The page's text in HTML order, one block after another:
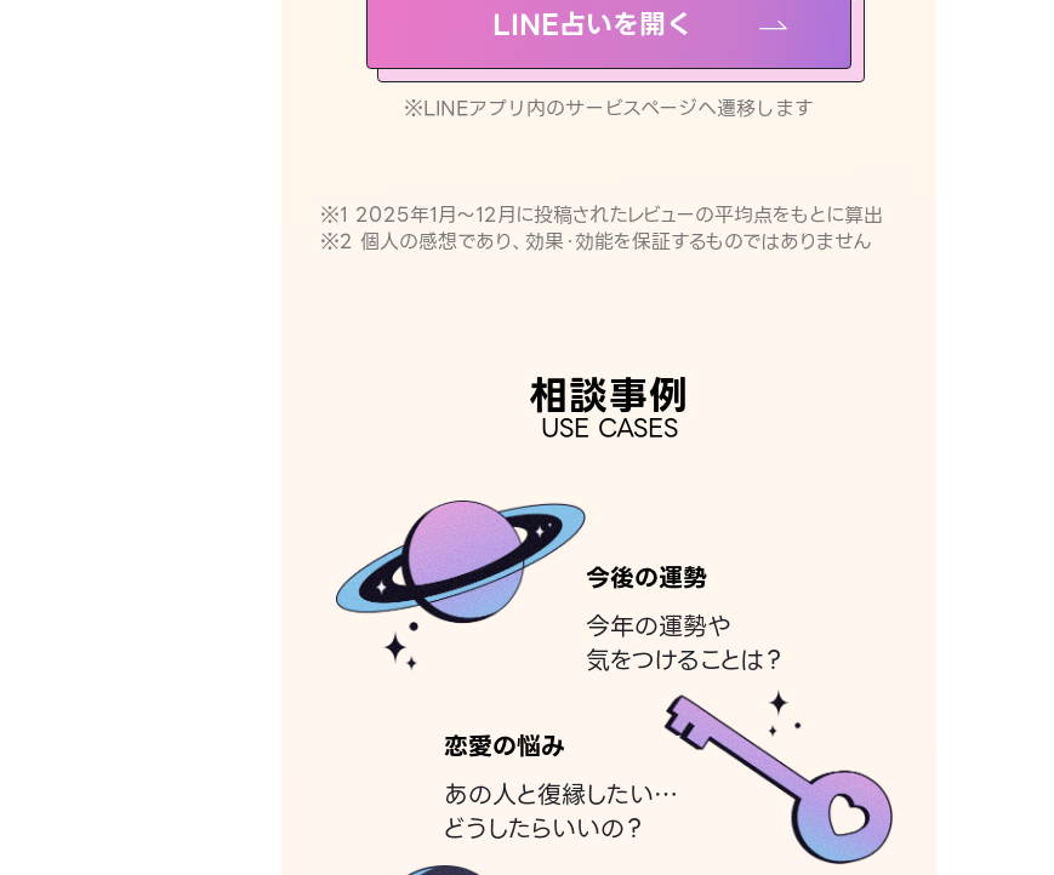
LINE占いを開く
※LINEアプリ内のサービスページへ遷移します
※1 2025年1月〜12月に投稿されたレビューの平均点をもとに算出
※2 個人の感想であり、効果・効能を保証するものではありません
相談事例
USE CASES
今後の運勢
今年の運勢や
気をつけることは？
恋愛の悩み
あの人と復縁したい…
どうしたらいいの？